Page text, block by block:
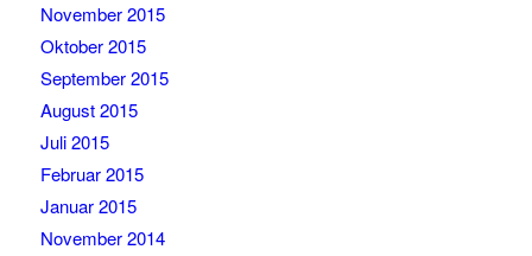
November 2015
Oktober 2015
September 2015
August 2015
Juli 2015
Februar 2015
Januar 2015
November 2014